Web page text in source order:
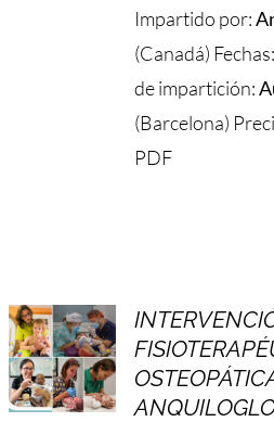
Impartido por:
(Canadá) Fechas:
de impartición:
(Barcelona)
PDF